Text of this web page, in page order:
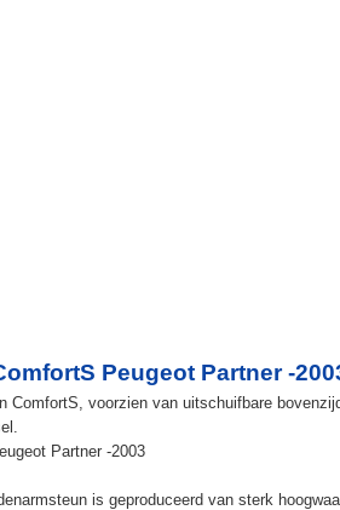
Peugeot Partner -
ComfortS, voorzien van uitschuifbare
Partner -2003
is geproduceerd van sterk